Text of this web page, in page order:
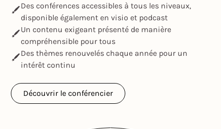
Des conférences accessibles à tous les niveaux,
disponible également en visio et podcast
Un contenu exigeant présenté de manière
compréhensible pour tous
Des thèmes renouvelés chaque année pour un
intérêt continu
Découvrir le conférencier